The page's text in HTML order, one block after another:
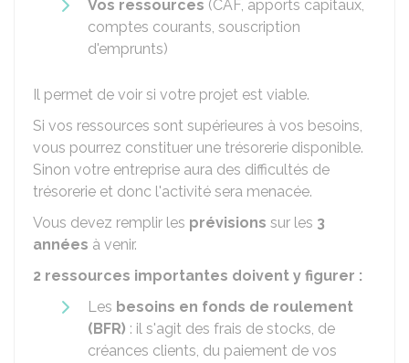
Vos ressources (CAF, apports capitaux,
comptes courants, souscription
d'emprunts)
Il permet de voir si votre projet est viable.
Si vos ressources sont supérieures à vos besoins,
vous pourrez constituer une trésorerie disponible.
Sinon votre entreprise aura des difficultés de
trésorerie et donc l'activité sera menacée.
Vous devez remplir les prévisions sur les 3
années à venir.
2 ressources importantes doivent y figurer :
Les besoins en fonds de roulement
(BFR) : il s'agit des frais de stocks, de
créances clients, du paiement de vos